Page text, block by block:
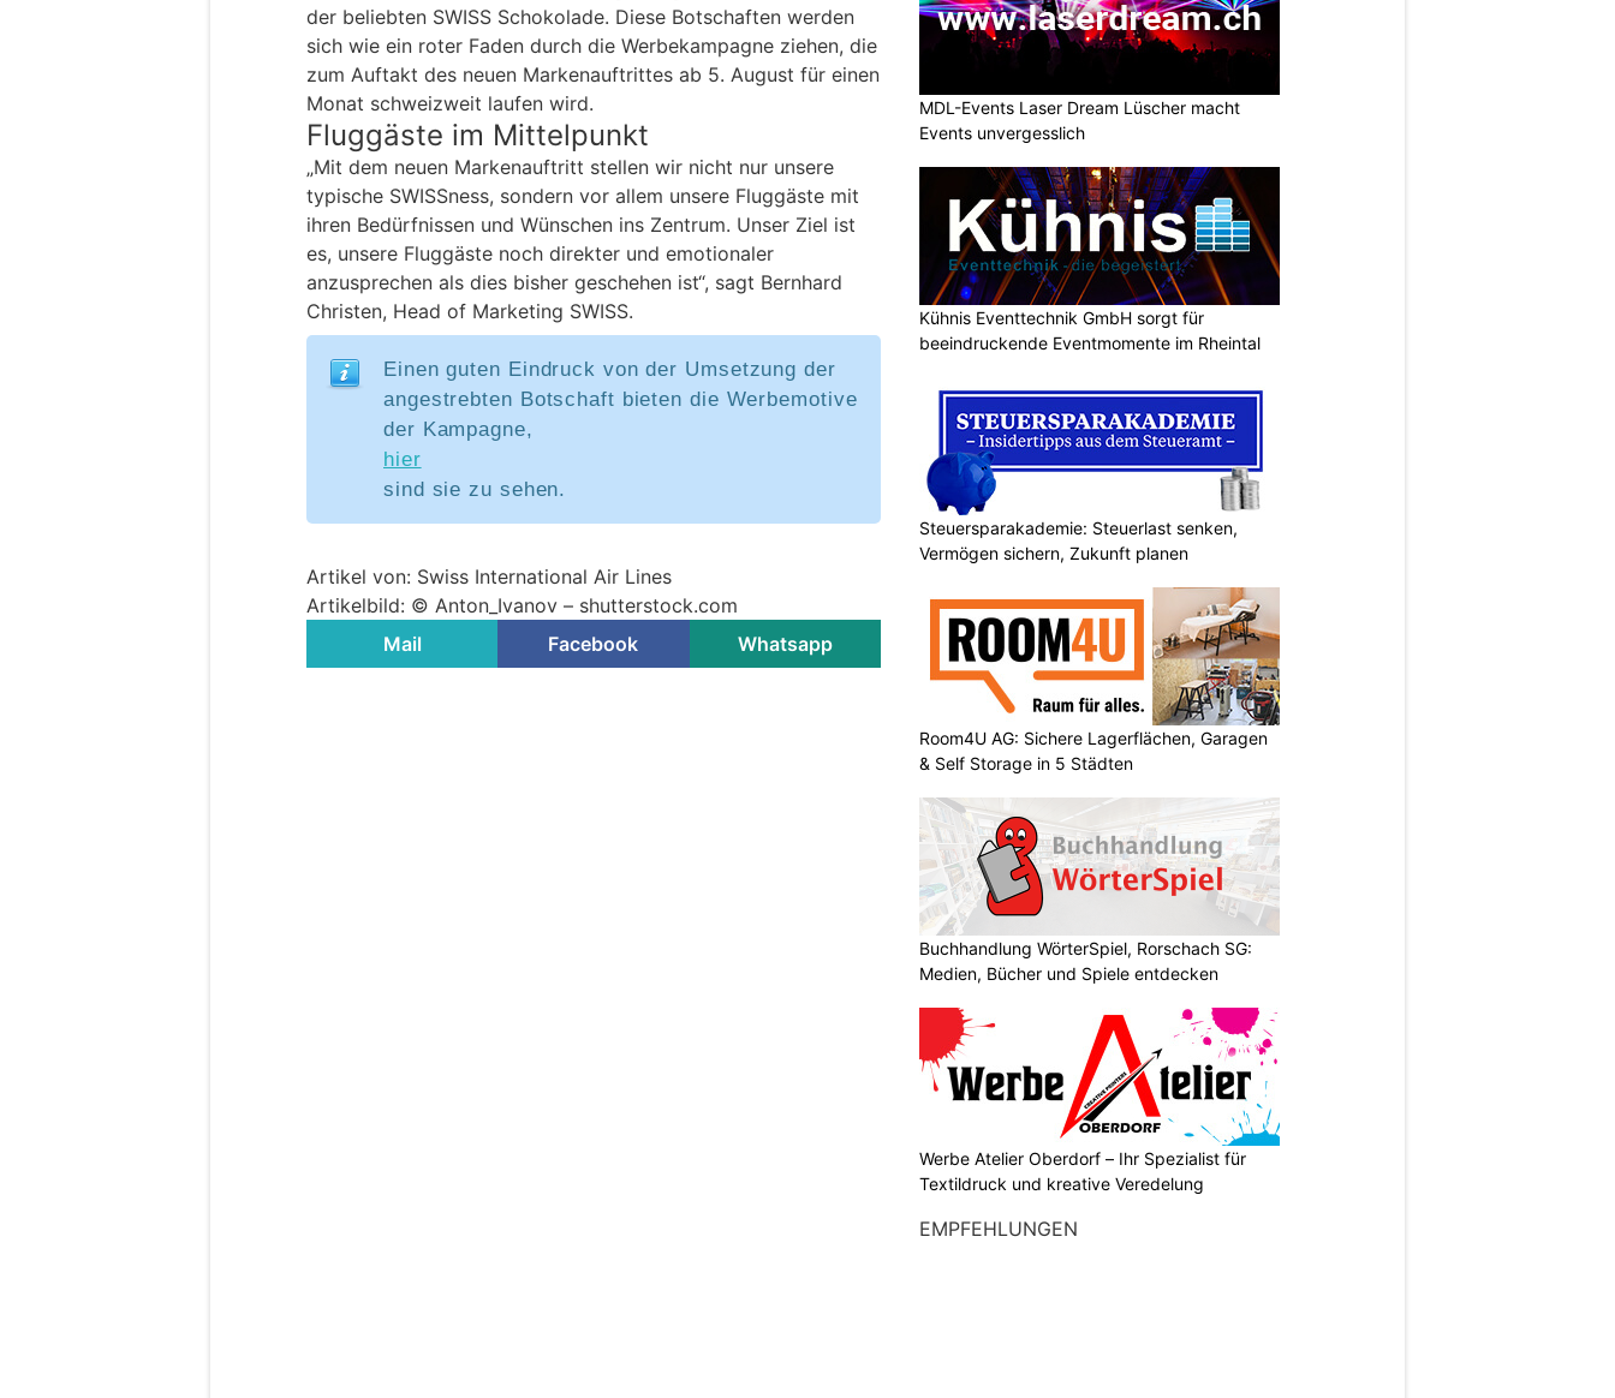
der beliebten SWISS Schokolade. Diese Botschaften werden
sich wie ein roter Faden durch die Werbekampagne ziehen, die
zum Auftakt des neuen Markenauftrittes ab 5. August für einen
Monat schweizweit laufen wird.
Fluggäste im Mittelpunkt
„Mit dem neuen Markenauftritt stellen wir nicht nur unsere
typische SWISSness, sondern vor allem unsere Fluggäste mit
ihren Bedürfnissen und Wünschen ins Zentrum. Unser Ziel ist
es, unsere Fluggäste noch direkter und emotionaler
anzusprechen als dies bisher geschehen ist“, sagt Bernhard
Christen, Head of Marketing SWISS.
Einen guten Eindruck von der Umsetzung der
angestrebten Botschaft bieten die Werbemotive
der Kampagne,
hier
sind sie zu sehen.
Artikel von: Swiss International Air Lines
Artikelbild: © Anton_Ivanov – shutterstock.com
Mail
Facebook Whatsapp
MDL-Events Laser Dream Lüscher macht
Events unvergesslich
Kühnis Eventtechnik GmbH sorgt für
beeindruckende Eventmomente im Rheintal
Steuersparakademie: Steuerlast senken,
Vermögen sichern, Zukunft planen
Room4U AG: Sichere Lagerflächen, Garagen
& Self Storage in 5 Städten
Buchhandlung WörterSpiel, Rorschach SG:
Medien, Bücher und Spiele entdecken
Werbe Atelier Oberdorf – Ihr Spezialist für
Textildruck und kreative Veredelung
EMPFEHLUNGEN